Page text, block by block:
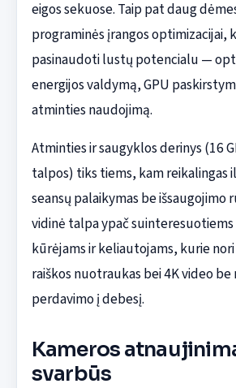
eigos sekuose. Taip pat daug
programinės įrangos optimizacijai,
pasinaudoti lustų potencialu —
energijos valdymą, GPU
atminties naudojimą.
Atminties ir saugyklos derinys (16
talpos) tiks tiems, kam reikalingas
seansų palaikymas be išsaugojimo
vidinė talpa ypač
kūrėjams ir keliautojams, kurie
raiškos nuotraukas bei 4K video
perdavimo į debesį.
Kameros
svarbūs